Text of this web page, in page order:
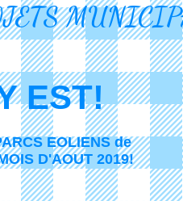
EST!
EOLIENS de
D'AOUT 2019!